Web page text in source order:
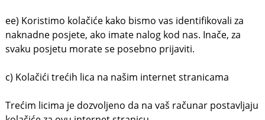
ee) Koristimo kolačiće kako bismo vas identifikovali za
naknadne posjete, ako imate nalog kod nas. Inače, za
svaku posjetu morate se posebno prijaviti.
c) Kolačići trećih lica na našim internet stranicama
Trećim licima je dozvoljeno da na vaš računar postavljaju